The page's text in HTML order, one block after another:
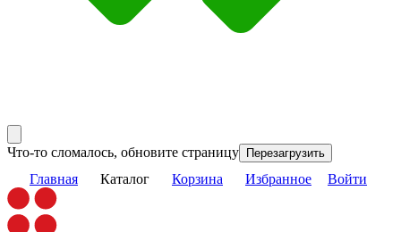
Что-то сломалось, обновите страницу Перезагрузить
Главная Каталог Корзина Избранное Войти